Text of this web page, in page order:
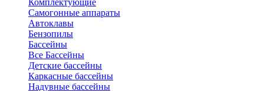
Комплектующие
Самогонные аппараты
Автоклавы
Бензопилы
Бассейны
Все Бассейны
Детские бассейны
Каркасные бассейны
Надувные бассейны